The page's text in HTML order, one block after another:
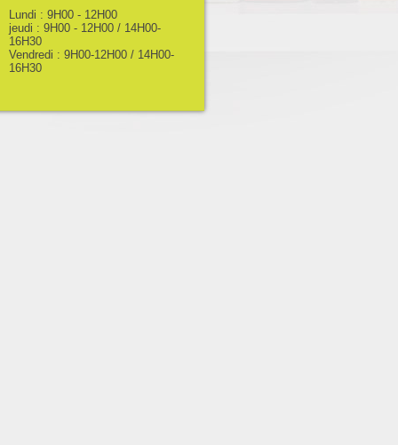
Lundi : 9H00 - 12H00
jeudi : 9H00 - 12H00 / 14H00-
16H30
Vendredi : 9H00-12H00 / 14H00-
16H30